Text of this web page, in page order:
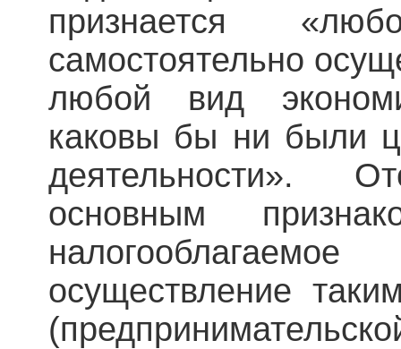
признается
самостоятельно
любой вид
каковы бы ни были
деятельности».
основным
осуществление